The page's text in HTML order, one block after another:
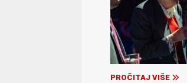
PROČITAJ VIŠE